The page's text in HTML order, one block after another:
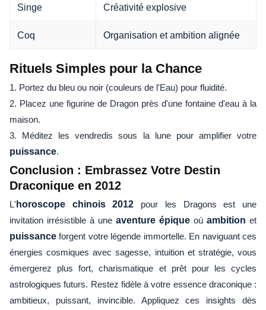
Singe Créativité explosive
Coq Organisation et ambition alignée
Rituels Simples pour la Chance
1. Portez du bleu ou noir (couleurs de l'Eau) pour fluidité.
2. Placez une figurine de Dragon près d'une fontaine d'eau à la
maison.
3. Méditez les vendredis sous la lune pour amplifier votre
puissance.
Conclusion : Embrassez Votre Destin
Draconique en 2012
L' horoscope chinois 2012 pour les Dragons est une
invitation irrésistible à une aventure épique où ambition et
puissance forgent votre légende immortelle. En naviguant ces
énergies cosmiques avec sagesse, intuition et stratégie, vous
émergerez plus fort, charismatique et prêt pour les cycles
astrologiques futurs. Restez fidèle à votre essence draconique :
ambitieux, puissant, invincible. Appliquez ces insights dès